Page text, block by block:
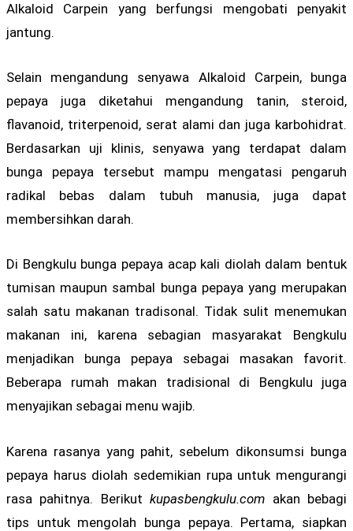
Alkaloid Carpein yang berfungsi mengobati penyakit
jantung.
Selain mengandung senyawa Alkaloid Carpein, bunga
pepaya juga diketahui mengandung tanin, steroid,
flavanoid, triterpenoid, serat alami dan juga karbohidrat.
Berdasarkan uji klinis, senyawa yang terdapat dalam
bunga pepaya tersebut mampu mengatasi pengaruh
radikal bebas dalam tubuh manusia, juga dapat
membersihkan darah.
Di Bengkulu bunga pepaya acap kali diolah dalam bentuk
tumisan maupun sambal bunga pepaya yang merupakan
salah satu makanan tradisonal. Tidak sulit menemukan
makanan ini, karena sebagian masyarakat Bengkulu
menjadikan bunga pepaya sebagai masakan favorit.
Beberapa rumah makan tradisional di Bengkulu juga
menyajikan sebagai menu wajib.
Karena rasanya yang pahit, sebelum dikonsumsi bunga
pepaya harus diolah sedemikian rupa untuk mengurangi
rasa pahitnya. Berikutkupasbengkulu.com akan bebagi
tips untuk mengolah bunga pepaya. Pertama, siapkan